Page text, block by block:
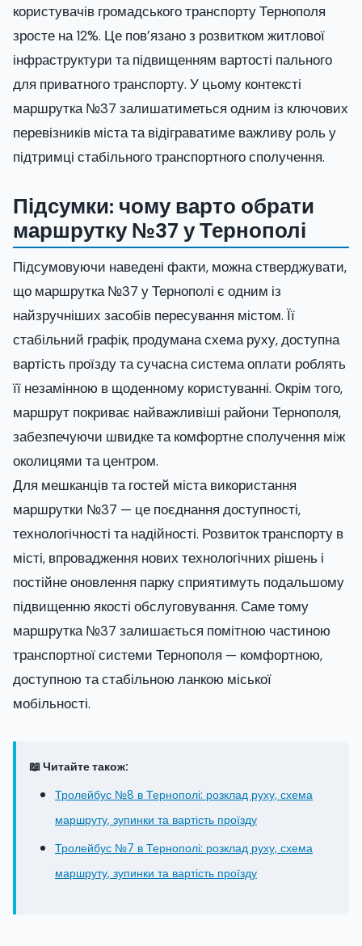
користувачів громадського транспорту Тернополя
зросте на 12%. Це пов’язано з розвитком житлової
інфраструктури та підвищенням вартості пального
для приватного транспорту. У цьому контексті
маршрутка №37 залишатиметься одним із ключових
перевізників міста та відіграватиме важливу роль у
підтримці стабільного транспортного сполучення.
Підсумки: чому варто обрати
маршрутку №37 у Тернополі
Підсумовуючи наведені факти, можна стверджувати,
що маршрутка №37 у Тернополі є одним із
найзручніших засобів пересування містом. Її
стабільний графік, продумана схема руху, доступна
вартість проїзду та сучасна система оплати роблять
її незамінною в щоденному користуванні. Окрім того,
маршрут покриває найважливіші райони Тернополя,
забезпечуючи швидке та комфортне сполучення між
околицями та центром.
Для мешканців та гостей міста використання
маршрутки №37 — це поєднання доступності,
технологічності та надійності. Розвиток транспорту в
місті, впровадження нових технологічних рішень і
постійне оновлення парку сприятимуть подальшому
підвищенню якості обслуговування. Саме тому
маршрутка №37 залишається помітною частиною
транспортної системи Тернополя — комфортною,
доступною та стабільною ланкою міської
мобільності.
📖 Читайте також:
Тролейбус №8 в Тернополі: розклад руху, схема
маршруту, зупинки та вартість проїзду
Тролейбус №7 в Тернополі: розклад руху, схема
маршруту, зупинки та вартість проїзду